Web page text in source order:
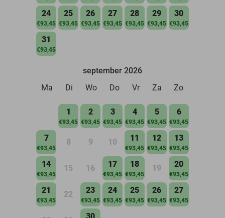
24
€93,45
25
€93,45
26
€93,45
27
€93,45
28
€93,45
29
€93,45
30
€93,45
31
€93,45
september 2026
Ma
Di Wo Do Vr Za Zo
1
€93,45
2
€93,45
3
€93,45
4
€93,45
5
€93,45
6
€93,45
7
€93,45
8 9 10 11
€93,45
12
€93,45
13
€93,45
14
€93,45
15 16 17
€93,45
18
€93,45
19 20
€93,45
21
€93,45
22 23
€93,45
24
€93,45
25
€93,45
26
€93,45
27
€93,45
30